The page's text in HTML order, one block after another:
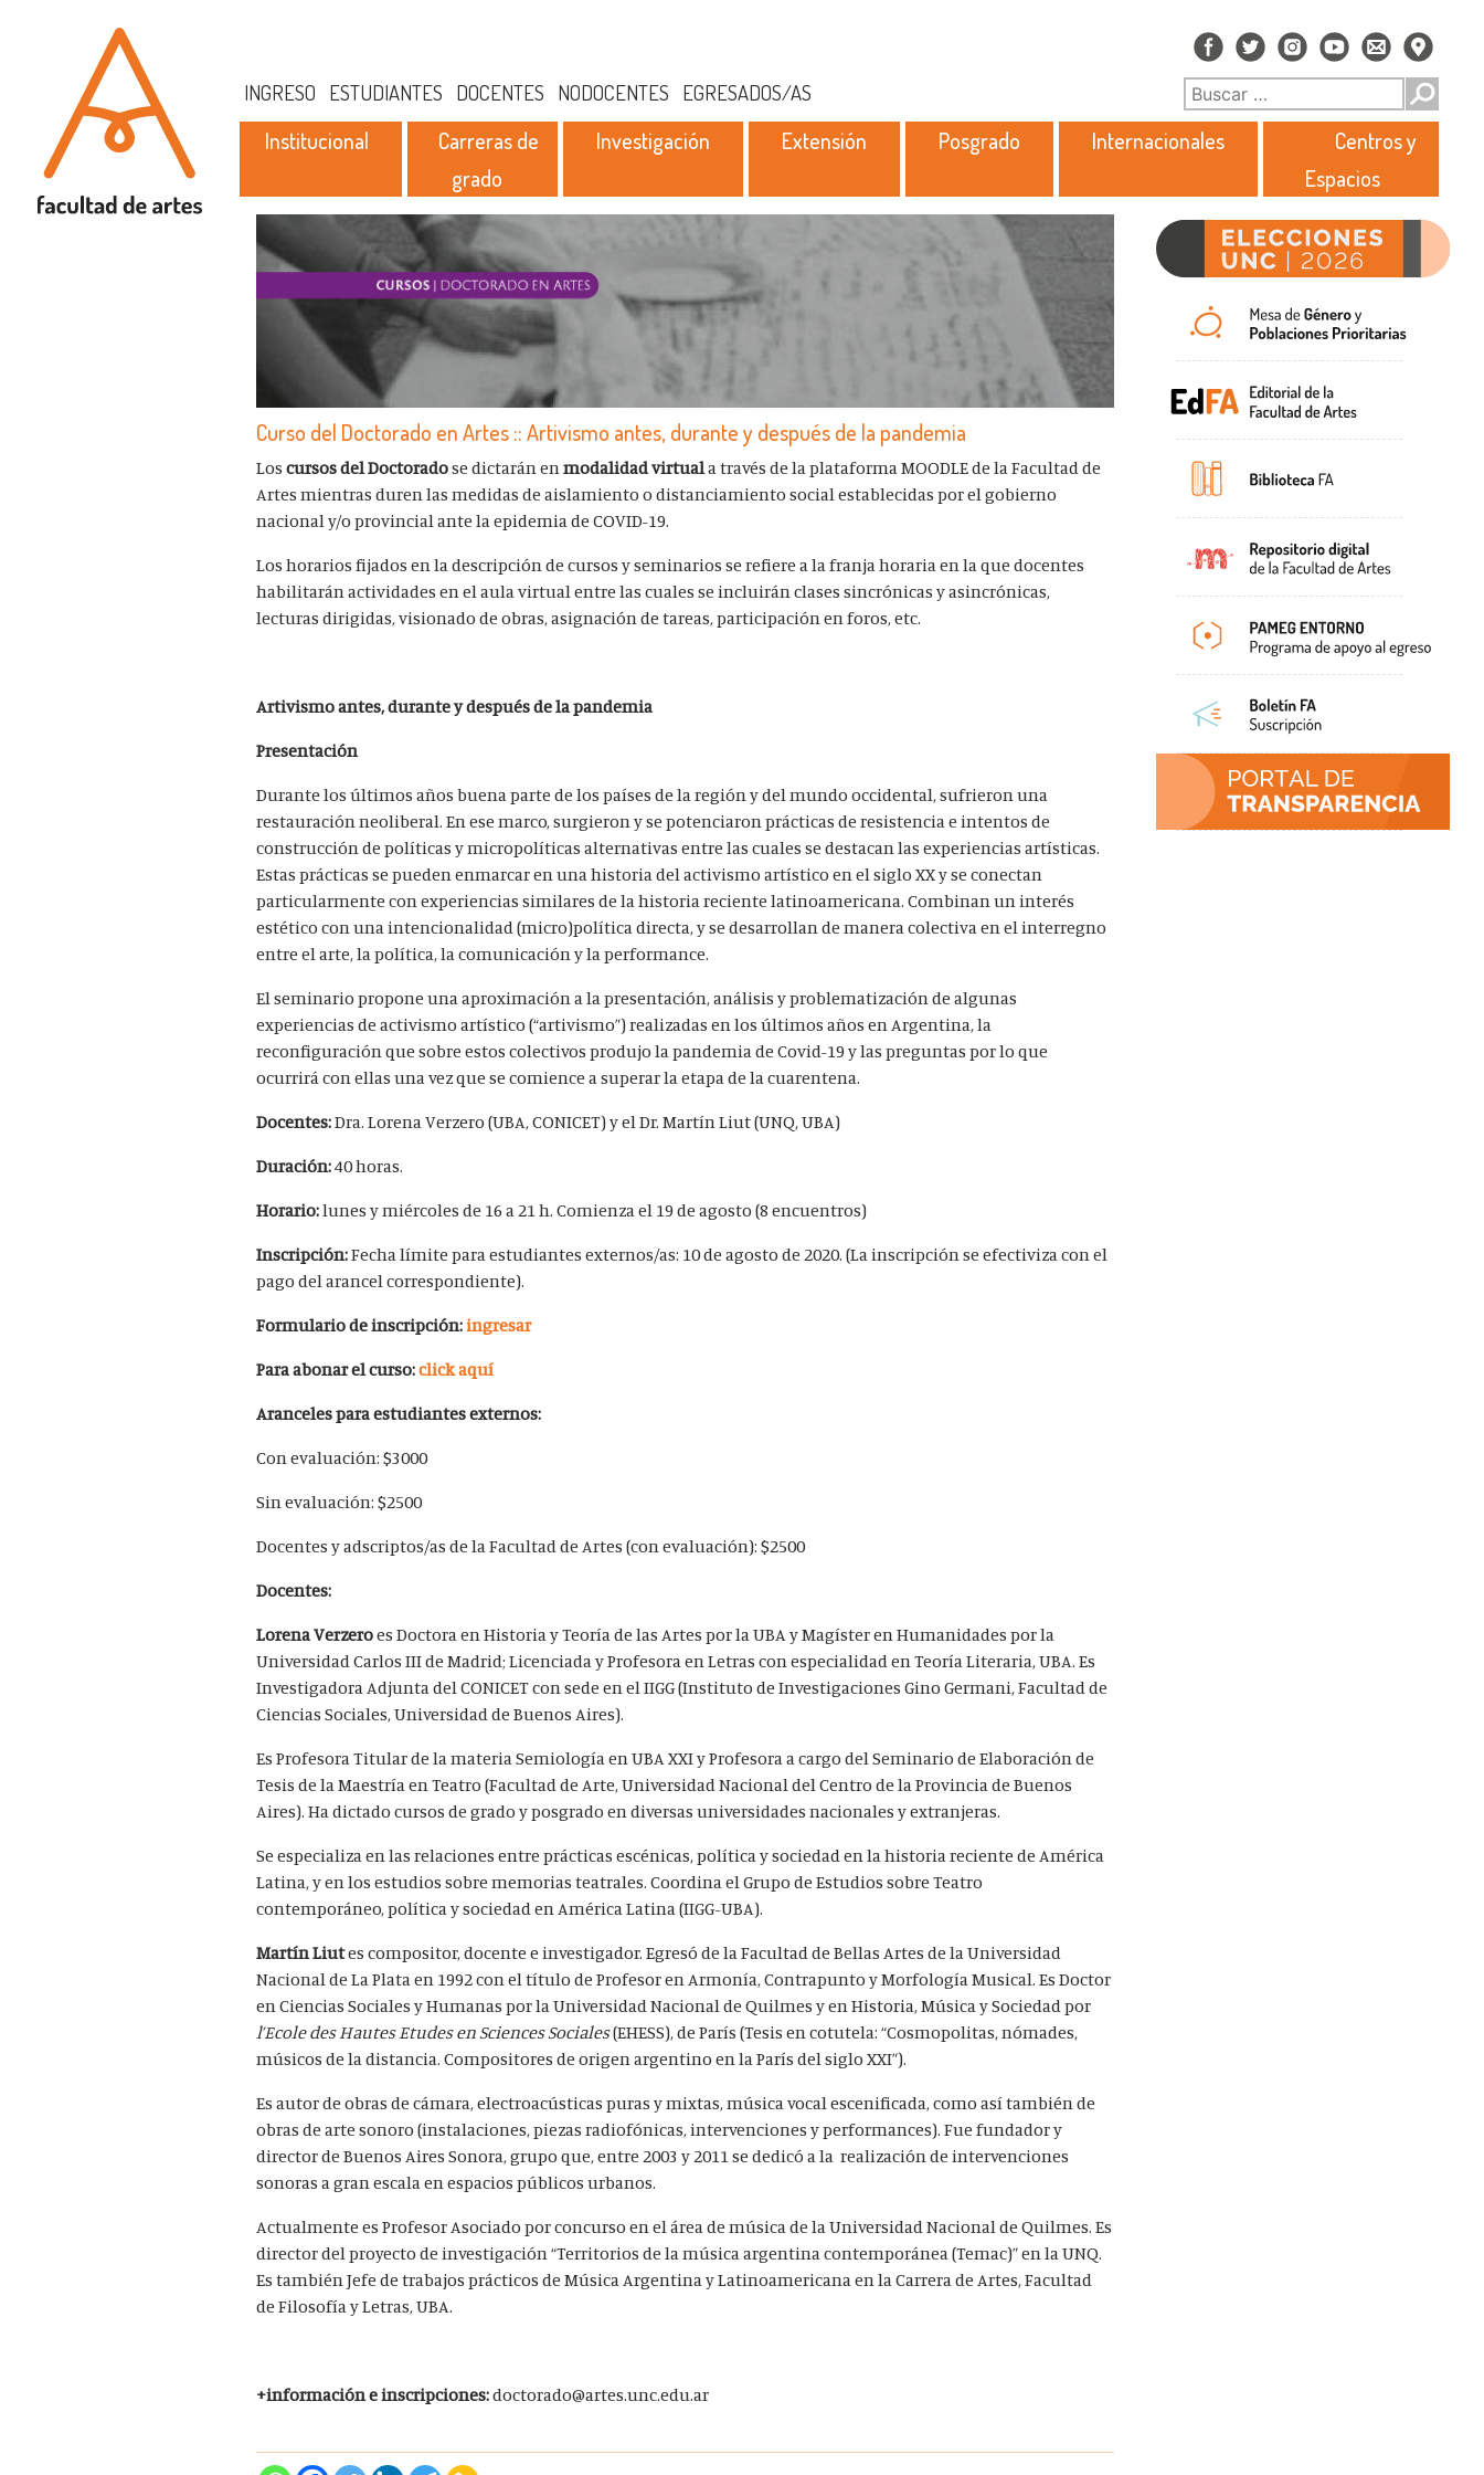
INGRESO ESTUDIANTES DOCENTES NODOCENTES EGRESADOS/AS
Institucional
Carreras de
grado
Investigación Extensión Posgrado Internacionales
Centros y
Espacios
Curso del Doctorado en Artes :: Artivismo antes, durante y después de la pandemia
Los cursos del Doctoradose dictarán enmodalidad virtuala través de la plataforma MOODLE de la Facultad de
Artes mientras duren las medidas de aislamiento o distanciamiento social establecidas por el gobierno
nacional y/o provincial ante la epidemia de COVID-19.
Los horarios fijados en la descripción de cursos y seminarios se refiere a la franja horaria en la que docentes
habilitarán actividades en el aula virtual entre las cuales se incluirán clases sincrónicas y asincrónicas,
lecturas dirigidas, visionado de obras, asignación de tareas, participación en foros, etc.
Artivismo antes, durante y después de la pandemia
Presentación
Durante los últimos años buena parte de los países de la región y del mundo occidental, sufrieron una
restauración neoliberal. En ese marco, surgieron y se potenciaron prácticas de resistencia e intentos de
construcción de políticas y micropolíticas alternativas entre las cuales se destacan las experiencias artísticas.
Estas prácticas se pueden enmarcar en una historia del activismo artístico en el siglo XX y se conectan
particularmente con experiencias similares de la historia reciente latinoamericana. Combinan un interés
estético con una intencionalidad (micro)política directa, y se desarrollan de manera colectiva en el interregno
entre el arte, la política, la comunicación y la performance.
El seminario propone una aproximación a la presentación, análisis y problematización de algunas
experiencias de activismo artístico (“artivismo”) realizadas en los últimos años en Argentina, la
reconfiguración que sobre estos colectivos produjo la pandemia de Covid-19 y las preguntas por lo que
ocurrirá con ellas una vez que se comience a superar la etapa de la cuarentena.
Docentes:Dra. Lorena Verzero (UBA, CONICET) y el Dr. Martín Liut (UNQ, UBA)
Duración:40 horas.
Horario:lunes y miércoles de 16 a 21 h. Comienza el 19 de agosto (8 encuentros)
Inscripción:Fecha límite para estudiantes externos/as: 10 de agosto de 2020. (La inscripción se efectiviza con el
pago del arancel correspondiente).
Formulario de inscripción:ingresar
Para abonar el curso:click aquí
Aranceles para estudiantes externos:
Con evaluación: $3000
Sin evaluación: $2500
Docentes y adscriptos/as de la Facultad de Artes (con evaluación): $2500
Docentes:
Lorena Verzeroes Doctora en Historia y Teoría de las Artes por la UBA y Magíster en Humanidades por la
Universidad Carlos III de Madrid; Licenciada y Profesora en Letras con especialidad en Teoría Literaria, UBA. Es
Investigadora Adjunta del CONICET con sede en el IIGG (Instituto de Investigaciones Gino Germani, Facultad de
Ciencias Sociales, Universidad de Buenos Aires).
Es Profesora Titular de la materia Semiología en UBA XXI y Profesora a cargo del Seminario de Elaboración de
Tesis de la Maestría en Teatro (Facultad de Arte, Universidad Nacional del Centro de la Provincia de Buenos
Aires). Ha dictado cursos de grado y posgrado en diversas universidades nacionales y extranjeras.
Se especializa en las relaciones entre prácticas escénicas, política y sociedad en la historia reciente de América
Latina, y en los estudios sobre memorias teatrales. Coordina el Grupo de Estudios sobre Teatro
contemporáneo, política y sociedad en América Latina (IIGG-UBA).
Martín Liutes compositor, docente e investigador. Egresó de la Facultad de Bellas Artes de la Universidad
Nacional de La Plata en 1992 con el título de Profesor en Armonía, Contrapunto y Morfología Musical. Es Doctor
en Ciencias Sociales y Humanas por la Universidad Nacional de Quilmes y en Historia, Música y Sociedad por
l’Ecole des Hautes Etudes en Sciences Sociales(EHESS), de París (Tesis en cotutela: “Cosmopolitas, nómades,
músicos de la distancia. Compositores de origen argentino en la París del siglo XXI”).
Es autor de obras de cámara, electroacústicas puras y mixtas, música vocal escenificada, como así también de
obras de arte sonoro (instalaciones, piezas radiofónicas, intervenciones y performances). Fue fundador y
director de Buenos Aires Sonora, grupo que, entre 2003 y 2011 se dedicó a la realización de intervenciones
sonoras a gran escala en espacios públicos urbanos.
Actualmente es Profesor Asociado por concurso en el área de música de la Universidad Nacional de Quilmes. Es
director del proyecto de investigación “Territorios de la música argentina contemporánea (Temac)” en la UNQ.
Es también Jefe de trabajos prácticos de Música Argentina y Latinoamericana en la Carrera de Artes, Facultad
de Filosofía y Letras, UBA.
+información e inscripciones:doctorado@artes.unc.edu.ar